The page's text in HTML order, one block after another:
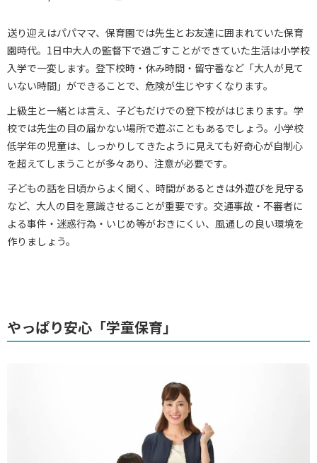
送り迎えはパパママ、保育園では先生とお友達に囲まれていた保育
園時代。1日中大人の監督下で過ごすことができていた生活は小学校
入学で一変します。登下校時・休み時間・留守番など「大人が見て
いない時間」ができることで、危険が生じやすくなります。
上級生と一緒とは言え、子どもだけでの登下校がはじまります。学
校では先生の目の届かない場所で遊ぶこともあるでしょう。小学校
低学年の児童は、しっかりしてきたように見えても好奇心が自制心
を超えてしまうことが多々あり、注意が必要です。
子どもの話を日頃からよく聞く、時間があるときは外遊びを見守る
など、大人の目を意識させることが重要です。交通事故・不審者に
よる事件・迷惑行為・いじめ等がおきにくい、風通しの良い環境を
作りましょう。
やっぱり安心「学童保育」